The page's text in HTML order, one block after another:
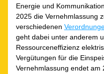
Energie und
2025 die Vernehmlassung
verschiedenen
geht dabei unter anderem
Ressourceneffizienz
Vergütungen für die
Vernehmlassung endet am